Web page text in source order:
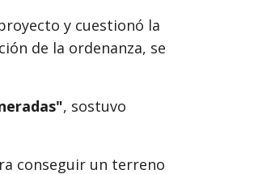
y cuestionó la
de la ordenanza, se
, sostuvo
conseguir un terreno